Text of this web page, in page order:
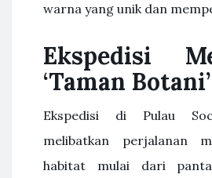
warna yang unik dan
Ekspedisi
‘Taman
Ekspedisi di Pulau
melibatkan perjalanan
habitat mulai dari